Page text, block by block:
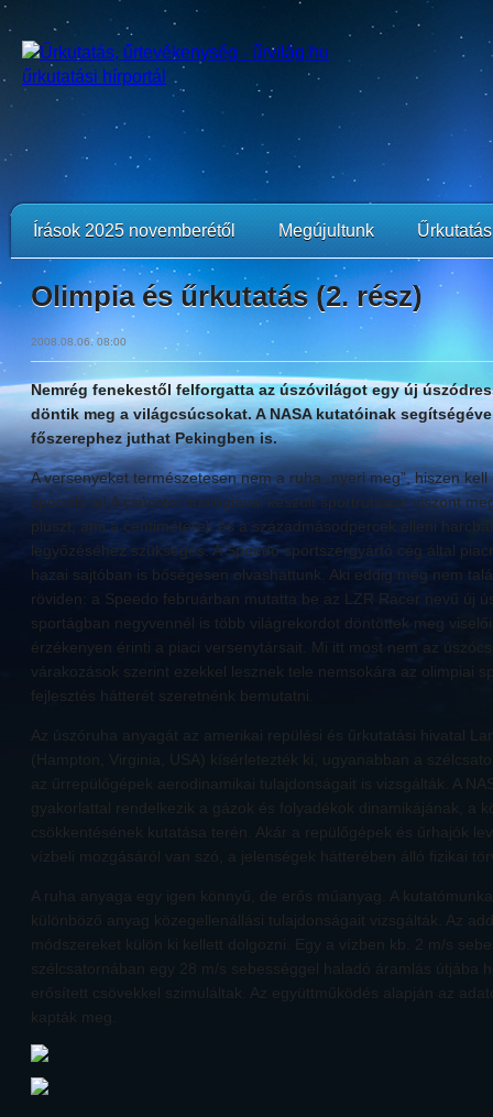
Írások 2025 novemberétől Megújultunk
Olimpia és űrkutatás (2. rész)
2008.08.06. 08:00
Nemrég fenekestől felforgatta az úszóvilágot egy új
döntik meg a világcsúcsokat. A NASA kutatóinak
főszerephez juthat Pekingben is.
A versenyeket természetesen nem a ruha „nyeri meg”, hiszen
sportoló is! A csúcstechnológiával készült sportruházat viszont
pluszt, ami a centiméterek és a századmásodpercek elleni
legyőzéséhez szükséges. A Speedo sportszergyártó cég által
hazai sajtóban is bőségesen olvashattunk. Aki eddig még nem
röviden: a Speedo februárban mutatta be az LZR Racer nevű új
sportágban negyvennél is több világrekordot döntöttek meg
érzékenyen érinti a piaci versenytársait. Mi itt most nem az
várakozások szerint ezekkel lesznek tele nemsokára az olimpiai
fejlesztés hátterét szeretnénk bemutatni.
Az úszóruha anyagát az amerikai repülési és űrkutatási hivatal
(Hampton, Virginia, USA) kísérletezték ki, ugyanabban a
az űrrepülőgépek aerodinamikai tulajdonságait is vizsgálták. A
gyakorlattal rendelkezik a gázok és folyadékok dinamikájának, a
csökkentésének kutatása terén. Akár a repülőgépek és űrhajók
vízbeli mozgásáról van szó, a jelenségek hátterében álló fizikai
A ruha anyaga egy igen könnyű, de erős műanyag. A
különböző anyag közegellenállási tulajdonságait vizsgálták. Az
módszereket külön ki kellett dolgozni. Egy a vízben kb. 2 m/s
szélcsatornában egy 28 m/s sebességgel haladó áramlás útjába
erősített csövekkel szimuláltak. Az együttműködés alapján az
kapták meg.